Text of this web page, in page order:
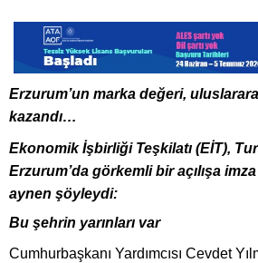
Erzurum’un marka değeri,
kazandı…
Ekonomik İşbirliği Teşkilatı (EİT),
Erzurum’da görkemli bir açılışa
aynen şöyleydi:
Bu şehrin yarınları var
Cumhurbaşkanı Yardımcısı Cevdet